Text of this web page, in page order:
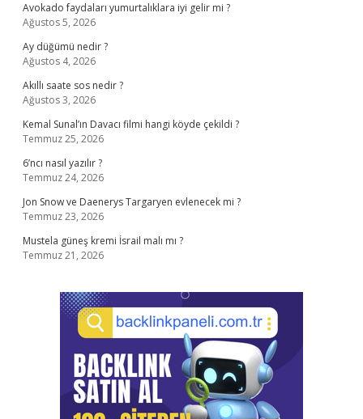
Avokado faydaları yumurtalıklara iyi gelir mi ?
Ağustos 5, 2026
Ay düğümü nedir ?
Ağustos 4, 2026
Akıllı saate sos nedir ?
Ağustos 3, 2026
Kemal Sunal’ın Davacı filmi hangi köyde çekildi ?
Temmuz 25, 2026
6’ncı nasıl yazılır ?
Temmuz 24, 2026
Jon Snow ve Daenerys Targaryen evlenecek mi ?
Temmuz 23, 2026
Mustela güneş kremi İsrail malı mı ?
Temmuz 21, 2026